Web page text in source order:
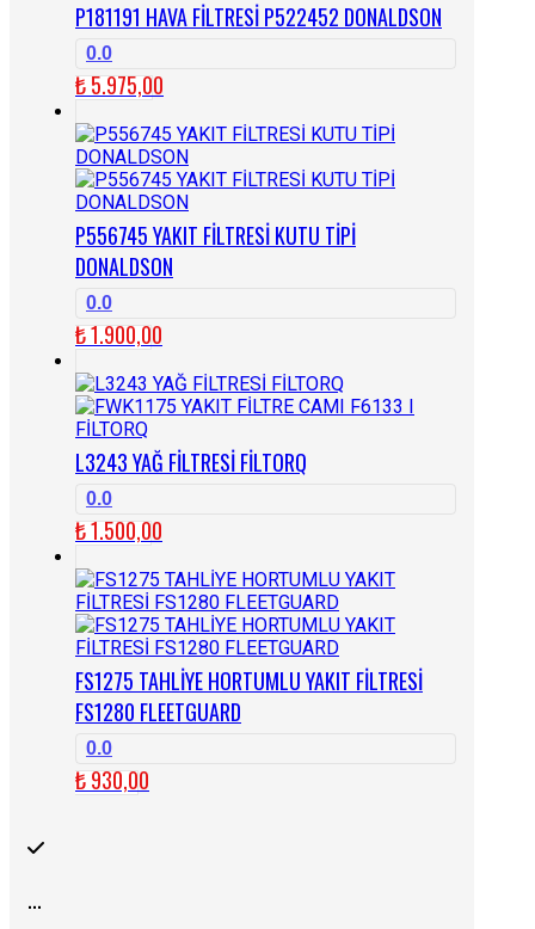
P181191 HAVA FİLTRESİ P522452 DONALDSON
0.0
₺5.975,00
P556745 YAKIT FİLTRESİ KUTU TİPİ
DONALDSON
0.0
₺1.900,00
L3243 YAĞ FİLTRESİ FİLTORQ
0.0
₺1.500,00
FS1275 TAHLİYE HORTUMLU YAKIT FİLTRESİ
FS1280 FLEETGUARD
0.0
₺930,00
...